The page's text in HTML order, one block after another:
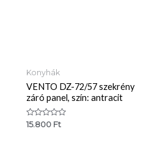
Konyhák
VENTO DZ-72/57 szekrény
záró panel, szín: antracit
Értékelés:
15.800 Ft